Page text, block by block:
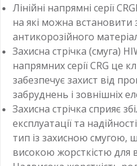
Лінійні напрямні серії
на які можна встановити
антикорозійного
Захисна стрічка (смуга)
напрямних серії CRG
забезпечує захист від
забруднень і зовнішніх
Захисна стрічка сприяє
експлуатації та
тип із захисною смугою,
високою жорсткістю для